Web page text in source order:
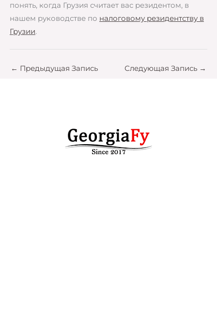
понять, когда Грузия считает вас резидентом, в
нашем руководстве по налоговому резидентству в
Грузии.
← Предыдущая Запись Следующая Запись →